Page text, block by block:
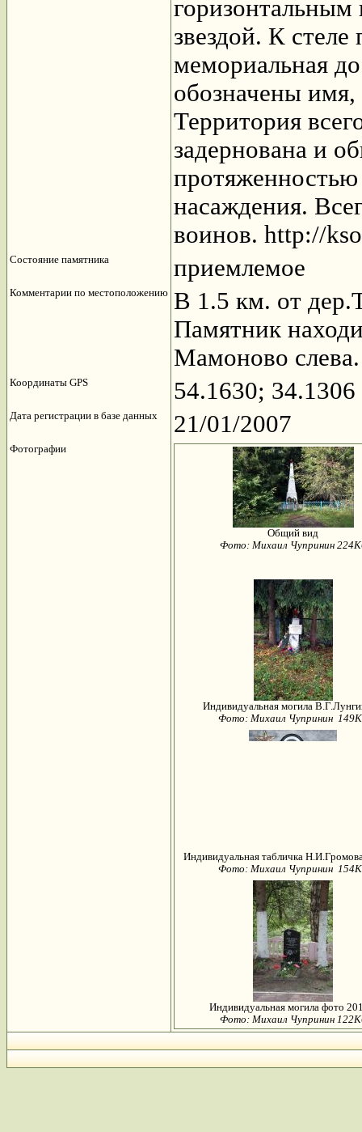
звездой. К стеле
мемориальная
обозначены
Территория
задернована и
насаждения.
воинов. http://
Состояние памятника приемлемое
Комментарии по местоположению В 1.5 км. от
Памятник
Мамоново
Координаты GPS 54.1630; 34.1306
Дата регистрации в базе данных 21/01/2007
Фотографии
Общий вид
Фото: Михаил Чупринин
Индивидуальная могила
Фото: Михаил Чупринин
Индивидуальная табличка
Фото: Михаил Чупринин
Индивидуальная могила фото
Фото: Михаил Чупринин